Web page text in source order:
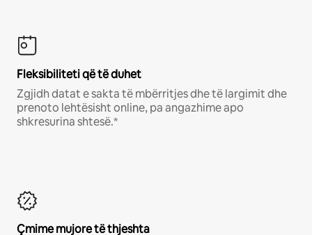
Fleksibiliteti që të duhet
Zgjidh datat e sakta të mbërritjes dhe të largimit dhe
prenoto lehtësisht online, pa angazhime apo
shkresurina shtesë.*
Çmime mujore të thjeshta